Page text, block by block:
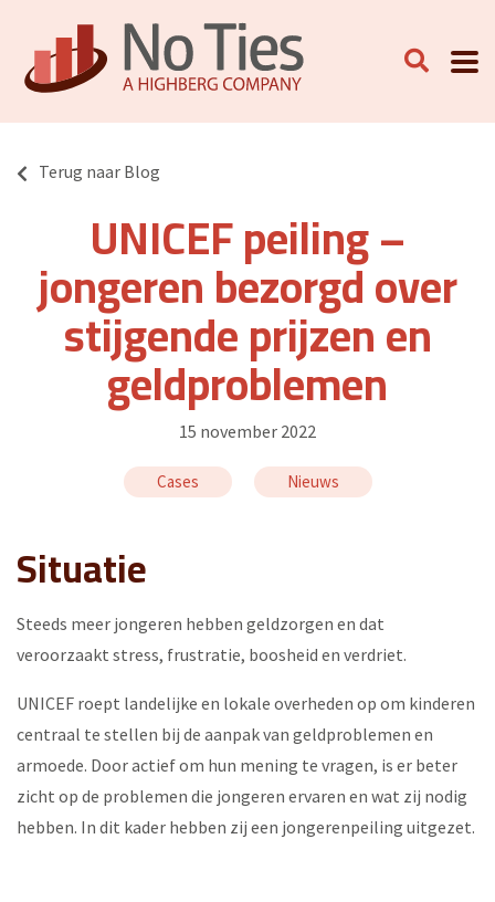
Terug naar Blog
UNICEF peiling –
jongeren bezorgd over
stijgende prijzen en
geldproblemen
15 november 2022
Cases Nieuws
Situatie
Steeds meer jongeren hebben geldzorgen en dat
veroorzaakt stress, frustratie, boosheid en verdriet.
UNICEF roept landelijke en lokale overheden op om kinderen
centraal te stellen bij de aanpak van geldproblemen en
armoede. Door actief om hun mening te vragen, is er beter
zicht op de problemen die jongeren ervaren en wat zij nodig
hebben. In dit kader hebben zij een jongerenpeiling uitgezet.